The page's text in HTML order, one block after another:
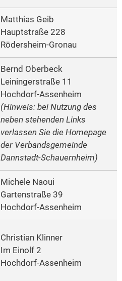
Matthias Geib
Hauptstraße 228
Rödersheim-Gronau
Bernd Oberbeck
Leiningerstraße 11
Hochdorf-Assenheim
(Hinweis: bei Nutzung des
neben stehenden Links
verlassen Sie die Homepage
der Verbandsgemeinde
Dannstadt-Schauernheim)
Michele Naoui
Gartenstraße 39
Hochdorf-Assenheim
Christian Klinner
Im Einolf 2
Hochdorf-Assenheim